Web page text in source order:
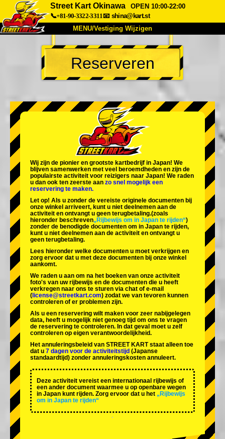
Street Kart Okinawa
OPEN 10:00-22:00
📞+81-90-3322-3311📧 shina@kart.st
MENU/Vestiging Wijzigen
TOP
Over Ons Specificaties Prijs
Bedrijf Reserveren
Vestiging Wijzigen
Tokio Shinagawa Tokio Akihabara#1
Tokio Akihabara#2
Tokio Shibuya Annex Tokio Baai
Tokio Asakusa Osaka
Okinawa
Reserveren
Wij zijn de pionier en grootste kartbedrijf in Japan! We
blijven samenwerken met veel beroemdheden en zijn de
populairste activiteit voor reizigers naar Japan! We raden
u dan ook ten zeerste aan zo snel mogelijk een
reservering te maken.
Let op! Als u zonder de vereiste originele documenten bij
onze winkel arriveert, kunt u niet deelnemen aan de
activiteit en ontvangt u geen terugbetaling.(zoals
hieronder beschreven„Rijbewijs om in Japan te rijden“)
zonder de benodigde documenten om in Japan te rijden,
kunt u niet deelnemen aan de activiteit en ontvangt u
geen terugbetaling.
Lees hieronder welke documenten u moet verkrijgen en
zorg ervoor dat u met deze documenten bij onze winkel
aankomt.
We raden u aan om na het boeken van onze activiteit
foto's van uw rijbewijs en de documenten die u heeft
verkregen naar ons te sturen via chat of e-mail
( license@streetkart.com) zodat we van tevoren kunnen
controleren of er problemen zijn.
Als u een reservering wilt maken voor zeer nabijgelegen
data, heeft u mogelijk niet genoeg tijd om ons te vragen
de reservering te controleren. In dat geval moet u zelf
controleren op eigen verantwoordelijkheid.
Het annuleringsbeleid van STREET KART staat alleen toe
dat u 7 dagen voor de activiteitstijd (Japanse
standaardtijd) zonder annuleringskosten annuleert.
Deze activiteit vereist een internationaal rijbewijs of
een ander document waarmee u op openbare wegen
in Japan kunt rijden. Zorg ervoor dat u het „Rijbewijs
om in Japan te rijden“